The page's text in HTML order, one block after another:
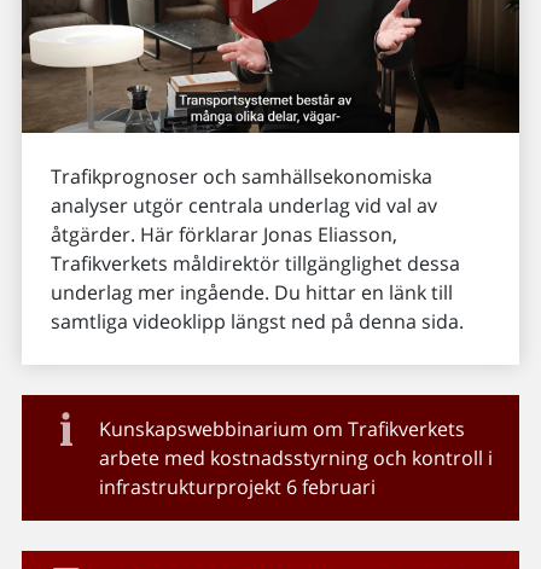
Trafikprognoser och samhällsekonomiska
analyser utgör centrala underlag vid val av
åtgärder. Här förklarar Jonas Eliasson,
Trafikverkets måldirektör tillgänglighet dessa
underlag mer ingående. Du hittar en länk till
samtliga videoklipp längst ned på denna sida.
Kunskapswebbinarium om Trafikverkets
arbete med kostnadsstyrning och kontroll i
infrastrukturprojekt 6 februari